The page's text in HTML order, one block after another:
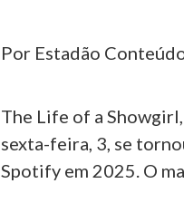
Por Estadão
The Life of a
sexta-feira, 3, se
Spotify em 2025. O